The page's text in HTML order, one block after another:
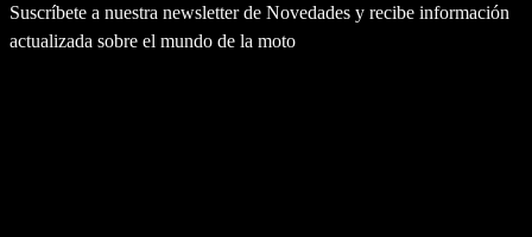
Suscríbete a nuestra newsletter de Novedades y recibe información
actualizada sobre el mundo de la moto